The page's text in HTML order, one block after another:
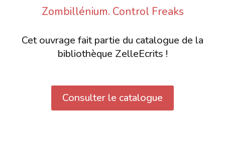
Zombillénium. Control Freaks
Cet ouvrage fait partie du catalogue de la
bibliothèque ZelleEcrits !
Consulter le catalogue